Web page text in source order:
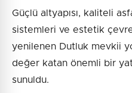
Güçlü altyapısı, kaliteli
sistemleri ve estetik
yenilenen Dutluk mevkii
değer katan önemli bir
sunuldu.